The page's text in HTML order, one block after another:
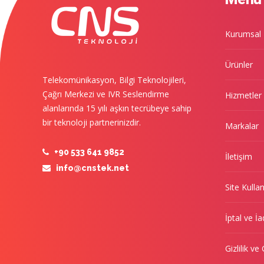
Telekomünikasyon, Bilgi Teknolojileri,
Çağrı Merkezi ve IVR Seslendirme
alanlarında 15 yılı aşkın tecrübeye sahip
bir teknoloji partnerinizdir.
+90 533 641 9852
info@cnstek.net
Kurumsal
Ürünler
Hizmetler
Markalar
İletişim
Site
İptal ve
Gizlilik ve